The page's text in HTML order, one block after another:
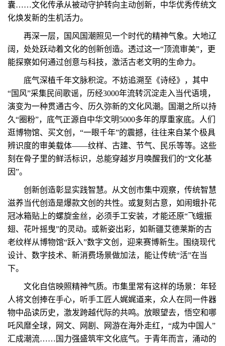
囊……文化传承从被动守护转向主动创新，中华优秀传统文
化焕发新的生机活力。
再深一层，国风国潮照见一个时代的精神气象。大地辽
阔，处处跃动着文化的创新创造。透过这一“顶流审美”，更
能探察如何通过创意与科技，激活古老文明的生命力。
底气深植千年文脉积淀。不妨追溯至《诗经》，其中
“国风”采集民间歌谣，历经3000年流转沉淀走入当代语境，
演变为一种贯通古今、历久弥新的文化风潮。国潮之所以持
久“圈粉”，底气正源自中华文明5000多年的厚重家底。人们
逛博物馆、买文创，“一眼千年”的震撼，往往来自某个极具
辨识度的审美载体——纹样、古建、节气、民乐等等。这些
刻在骨子里的鲜活标识，总能穿越岁月唤醒我们的“文化基
因”。
创新创造彰显实践智慧。从文创市集中观察，传统智慧
滋养当代创造是爆款文创的共性。或复刻古意，如闹蛾扑花
冠冰箱贴上的螺旋金丝，必须手工安装，才能还原“飞蛾振
翅、花叶摇曳”的灵动。或新姿出彩，如新疆艾德莱斯的古
老纹样从博物馆“跃入”数字文创，迎来赛博新生。围绕现代
设计、数字技术、新消费场景做加法，能让传统“活”在当
下。
文化自信映照精神气质。市集里常有这样的场景：年轻
人将文创捧在手心，听手工匠人娓娓道来，众人在同一件器
物中品读历史，激发跨越代际的共鸣。放眼望去，悟空和哪
吒风靡全球，网文、网剧、网游在海外走红，“成为中国人”
汇成潮流……国力强盛筑牢文化底气。于青年而言，涌动的